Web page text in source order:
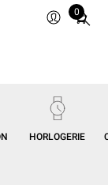
0
Total
HORLOGERIE